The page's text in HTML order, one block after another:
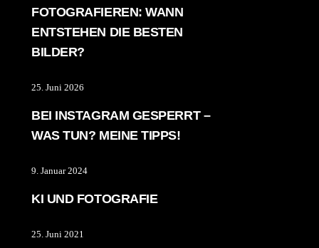
FOTOGRAFIEREN: WANN
ENTSTEHEN DIE BESTEN
BILDER?
25. Juni 2026
BEI INSTAGRAM GESPERRT –
WAS TUN? MEINE TIPPS!
9. Januar 2024
KI UND FOTOGRAFIE
25. Juni 2021